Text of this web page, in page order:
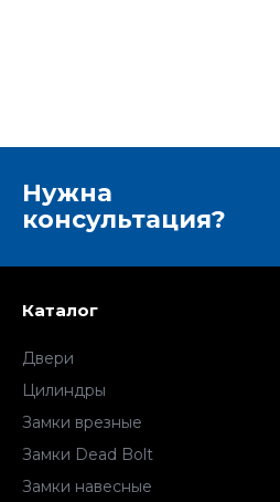
Нужна
консультация?
Каталог
Двери
Цилиндры
Замки врезные
Замки Dead Bolt
Замки навесные